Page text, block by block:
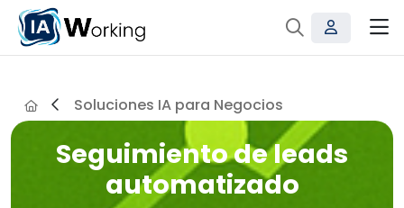
Soluciones IA para Negocios
Seguimiento de leads
automatizado